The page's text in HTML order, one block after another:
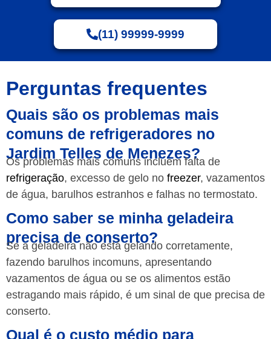
(11) 99999-9999
Perguntas frequentes
Quais são os problemas mais
comuns de refrigeradores no
Jardim Telles de Menezes?
Os problemas mais comuns incluem falta de
refrigeração, excesso de gelo no freezer, vazamentos
de água, barulhos estranhos e falhas no termostato.
Como saber se minha geladeira
precisa de conserto?
Se a geladeira não está gelando corretamente,
fazendo barulhos incomuns, apresentando
vazamentos de água ou se os alimentos estão
estragando mais rápido, é um sinal de que precisa de
conserto.
Qual é o custo médio para